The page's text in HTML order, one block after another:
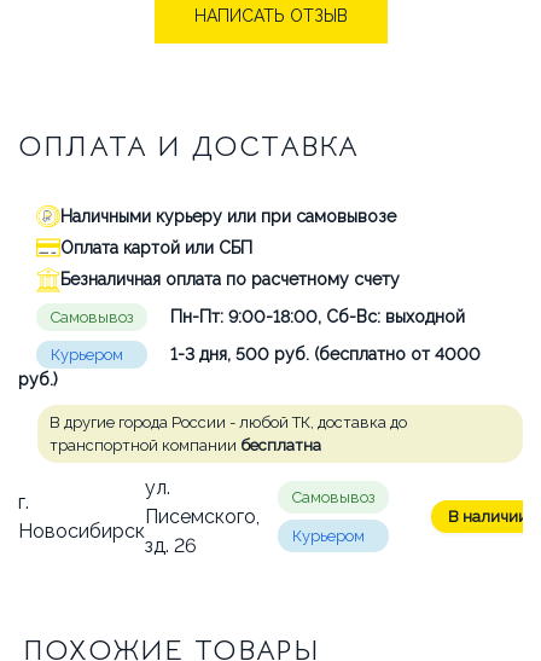
НАПИСАТЬ ОТЗЫВ
ОПЛАТА И ДОСТАВКА
Наличными курьеру или при самовывозе
Оплата картой или СБП
Безналичная оплата по расчетному счету
Самовывоз Пн-Пт: 9:00-18:00, Сб-Вс: выходной
Курьером
1-3 дня, 500 руб. (бесплатно от 4000
руб.)
В другие города России - любой ТК, доставка до
транспортной компании бесплатна
г.
Новосибирск
ул.
Писемского,
зд. 26
Самовывоз
Курьером
В наличии:
ПОХОЖИЕ ТОВАРЫ